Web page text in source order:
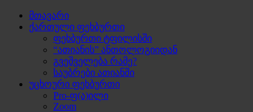
მთავარი
ქართული ფეხბურთი
ფეხბურთი ტფილისში
“ათიანის” ანთოლოგიიდან
გვეშველება რამე?
საუბრები ათიანში
უცხოური ფეხბურთი
Pro-ფ(ა)ილი
Zoom